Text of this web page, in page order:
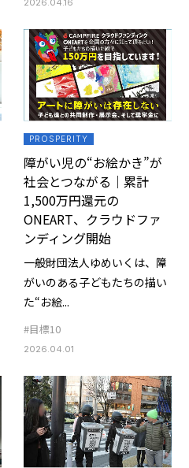
PROSPERITY
障がい児の“お絵かき”が
社会とつながる｜累計
1,500万円還元の
ONEART、クラウドファ
ンディング開始
一般財団法人ゆめいくは、障
がいのある子どもたちの描い
た“お絵...
#目標10
2026.04.01